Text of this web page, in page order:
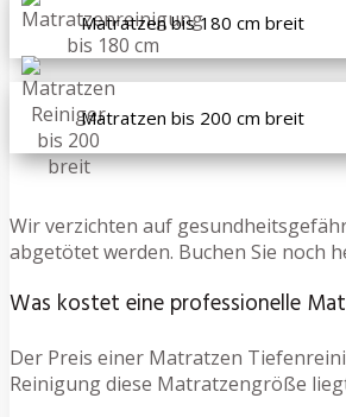
Matratzen bis 180 cm breit
Matratzen bis 200 cm breit
Wir verzichten auf
abgetötet werden. Buchen Sie noch
Was kostet eine professionelle
Der Preis einer Matratzen
Reinigung diese Matratzengröße